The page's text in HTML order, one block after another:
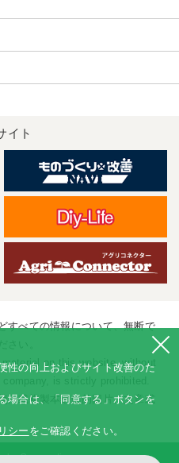
イト
すべての情報について、無断で
on this website, without
is strictly prohibited.
用或複製本網站的圖片、文章或
Corporation
性の向上およびサイト改善のた
場合は、「同意する」ボタンを
シー をご確認ください。